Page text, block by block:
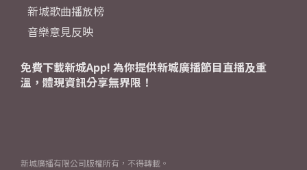
新城歌曲播放榜
音樂意見反映
免費下載新城App! 為你提供新城廣播節目直播及重
溫，體現資訊分享無界限！
新城廣播有限公司版權所有，不得轉載。